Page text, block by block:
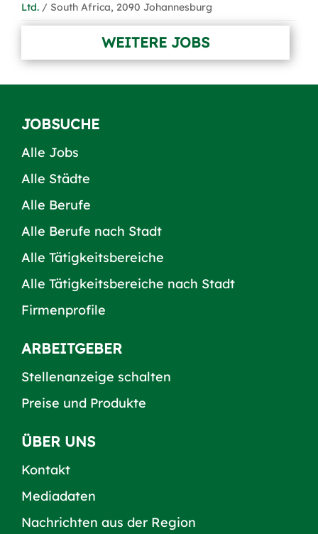
Ltd. / South Africa, 2090 Johannesburg
WEITERE JOBS
JOBSUCHE
Alle Jobs
Alle Städte
Alle Berufe
Alle Berufe nach Stadt
Alle Tätigkeitsbereiche
Alle Tätigkeitsbereiche nach Stadt
Firmenprofile
ARBEITGEBER
Stellenanzeige schalten
Preise und Produkte
ÜBER UNS
Kontakt
Mediadaten
Nachrichten aus der Region